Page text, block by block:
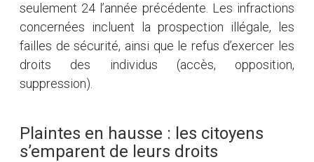
seulement 24 l’année précédente. Les infractions
concernées incluent la prospection illégale, les
failles de sécurité, ainsi que le refus d’exercer les
droits des individus (accès, opposition,
suppression).
Plaintes en hausse : les citoyens
s’emparent de leurs droits